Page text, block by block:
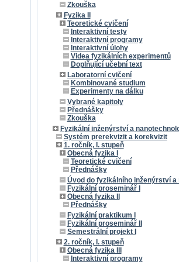
Zkouška
Fyzika II
Teoretické cvičení
Interaktivní testy
Interaktivní programy
Interaktivní úlohy
Videa fyzikálních experimentů
Doplňující učební text
Laboratorní cvičení
Kombinované studium
Experimenty na dálku
Vybrané kapitoly
Přednášky
Zkouška
Fyzikální inženýrství a
Systém prerekvizit a korekvizit
1. ročník, I. stupeň
Obecná fyzika I
Teoretické cvičení
Přednášky
Úvod do fyzikálního inženýrství a
Fyzikální proseminář I
Obecná fyzika II
Přednášky
Fyzikální praktikum I
Fyzikální proseminář II
Semestrální projekt I
2. ročník, I. stupeň
Obecná fyzika III
Interaktivní programy